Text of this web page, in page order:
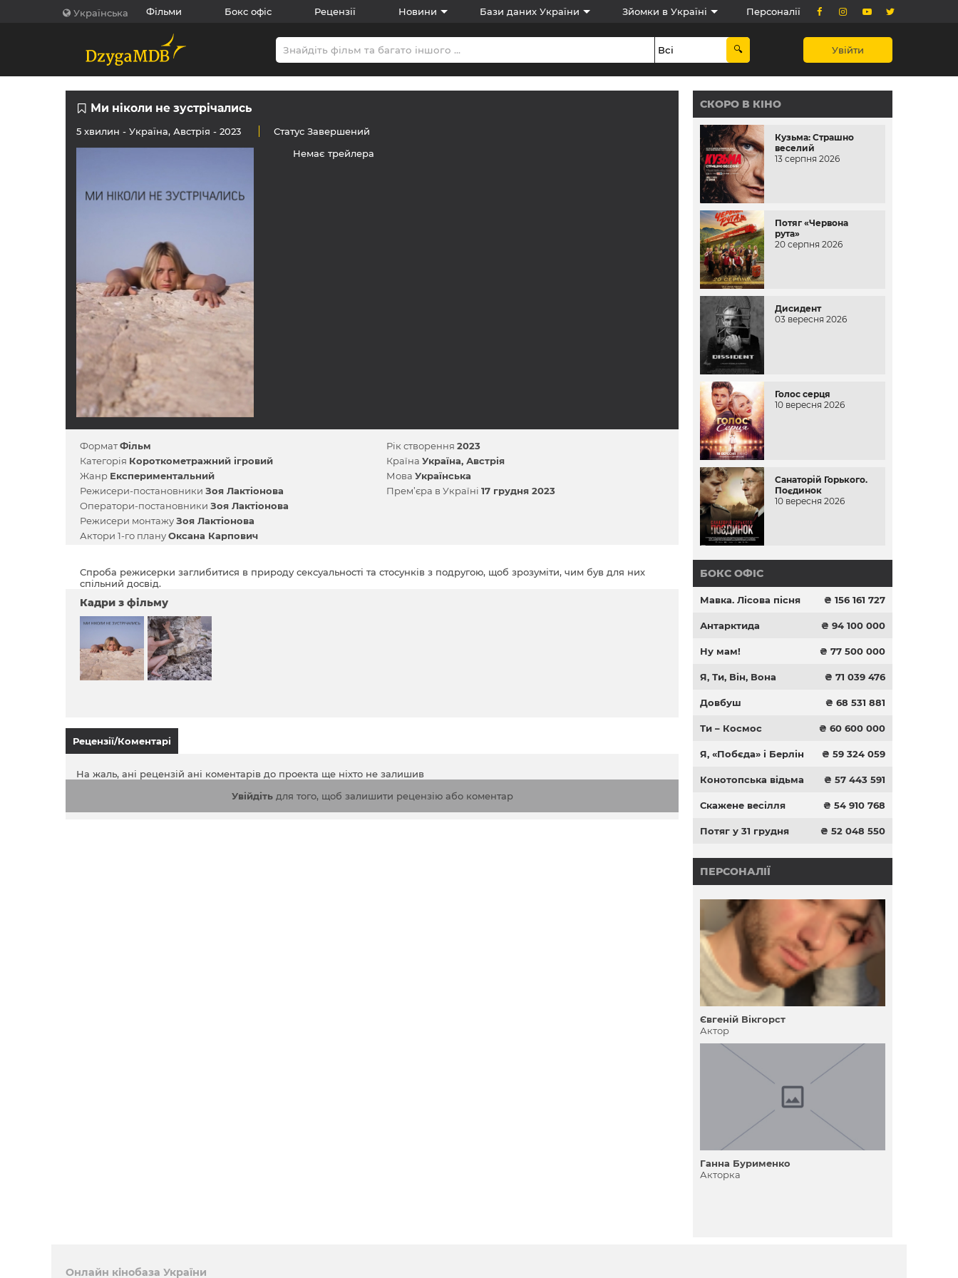
Українська Фільми Бокс офіс Рецензії Новини Бази даних України Зйомки в Україні Персоналії
Увійти
Ми ніколи не зустрічались
5 хвилин - Україна, Австрія - 2023 Статус Завершений
Немає трейлера
ФорматФільм
Категорія Короткометражний ігровий
Жанр Експериментальний
Режисери-постановники Зоя Лактіонова
Оператори-постановники Зоя Лактіонова
Режисери монтажуЗоя Лактіонова
Актори 1-го плануОксана Карпович
Рік створення 2023
Країна Україна Австрія
Мова Українська
Прем’єра в Україні 17 грудня 2023
Спроба режисерки заглибитися в природу сексуальності та стосунків з подругою, щоб зрозуміти, чим був для них
спільний досвід.
Кадри з фільму
Рецензії/Коментарі
На жаль, ані рецензій ані коментарів до проекта ще ніхто не залишив
Увійдітьдля того, щоб залишити рецензію або коментар
СКОРО В КІНО
Кузьма: Страшно
веселий
13 серпня 2026
Потяг «Червона
рута»
20 серпня 2026
Дисидент
03 вересня 2026
Голос серця
10 вересня 2026
Санаторій Горького.
Поєдинок
10 вересня 2026
БОКС ОФІС
Мавка. Лісова пісня ₴ 156 161 727
Антарктида ₴ 94 100 000
Ну мам! ₴ 77 500 000
Я, Ти, Він, Вона ₴ 71 039 476
Довбуш ₴ 68 531 881
Ти – Космос ₴ 60 600 000
Я, «Побєда» і Берлін ₴ 59 324 059
Конотопська відьма ₴ 57 443 591
Скажене весілля ₴ 54 910 768
Потяг у 31 грудня ₴ 52 048 550
ПЕРСОНАЛІЇ
Євгеній Вікгорст
Актор
Ганна Бурименко
Акторка
Онлайн кінобаза України